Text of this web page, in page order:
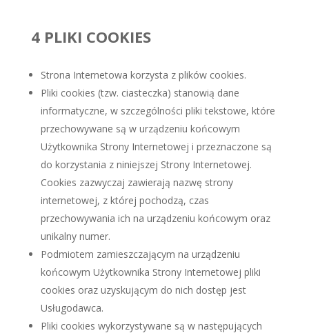
4 PLIKI COOKIES
Strona Internetowa korzysta z plików cookies.
Pliki cookies (tzw. ciasteczka) stanowią dane
informatyczne, w szczególności pliki tekstowe, które
przechowywane są w urządzeniu końcowym
Użytkownika Strony Internetowej i przeznaczone są
do korzystania z niniejszej Strony Internetowej.
Cookies zazwyczaj zawierają nazwę strony
internetowej, z której pochodzą, czas
przechowywania ich na urządzeniu końcowym oraz
unikalny numer.
Podmiotem zamieszczającym na urządzeniu
końcowym Użytkownika Strony Internetowej pliki
cookies oraz uzyskującym do nich dostęp jest
Usługodawca.
Pliki cookies wykorzystywane są w następujących